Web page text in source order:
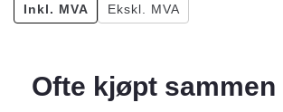
Inkl. MVA Ekskl. MVA
Ofte kjøpt sammen